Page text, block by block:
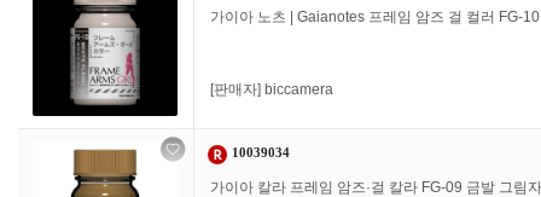
가이아 노츠 | Gaianotes 프레임 암즈 걸 컬러 FG-
[판매자] biccamera
10039034
가이아 칼라 프레임 암즈·걸 칼라 FG-09 금발 그림